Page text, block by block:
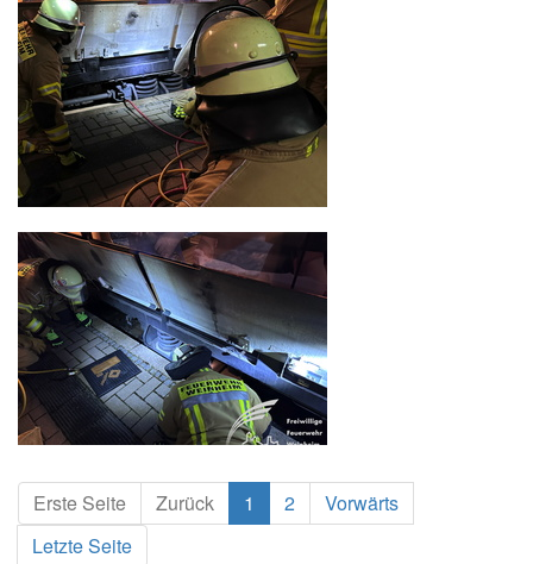
Erste Seite Zurück 1 2
Vorwärts
Letzte Seite